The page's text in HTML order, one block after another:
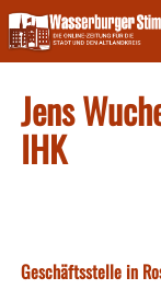
Skip
to
content
Jens
IHK
Geschäftsstelle in